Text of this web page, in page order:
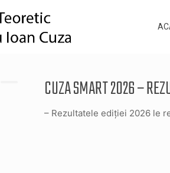
CUZA SMART 2026 –
– Rezultatele ediției 2026 le